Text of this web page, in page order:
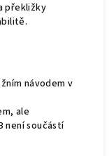
překližky
návodem v
ale
není součástí